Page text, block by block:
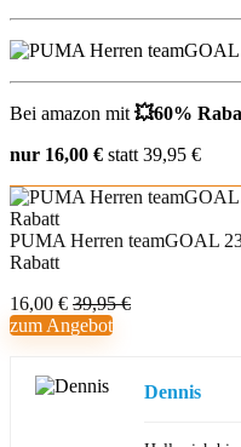
Bei amazon mit 💥60%
nur 16,00 € statt 39,95 €
PUMA Herren teamGOAL
Rabatt
16,00 € 39,95 €
zum Angebot
Dennis